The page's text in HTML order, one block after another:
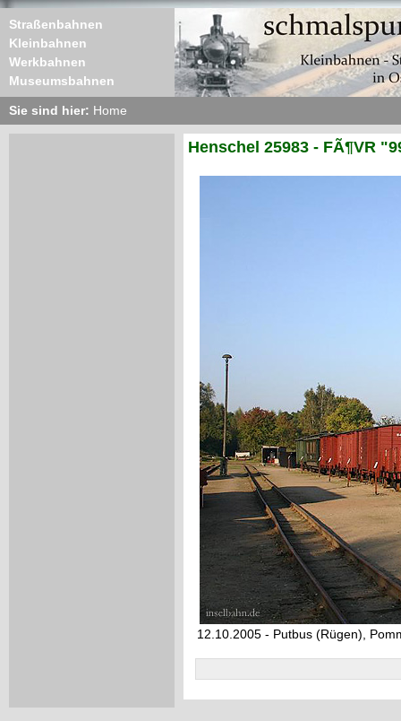
Straßenbahnen
Kleinbahnen
Werkbahnen
Museumsbahnen
Sie sind hier: Home
Henschel 25983 - FÃ¶VR
12.10.2005 - Putbus (Rügen),